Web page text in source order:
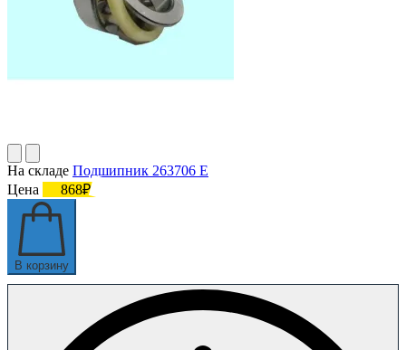
На складе Подшипник 263706 Е
Цена
868₽
В корзину